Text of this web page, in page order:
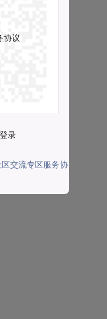
协议
录
区交流专区服务协